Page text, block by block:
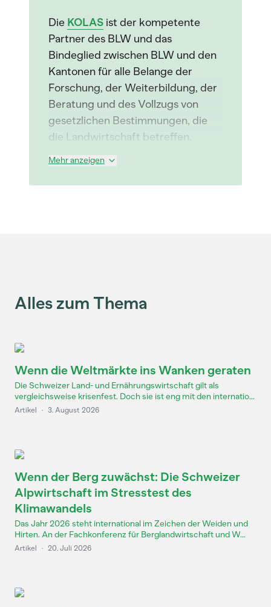
Die KOLAS ist der kompetente
Partner des BLW und das
Bindeglied zwischen BLW und den
Kantonen für alle Belange der
Forschung, der Weiterbildung, der
Beratung und des Vollzugs von
gesetzlichen Bestimmungen, die
die Landwirtschaft betreffen.
Mehr anzeigen
Alles zum Thema
Wenn die Weltmärkte ins Wanken geraten
Die Schweizer Land- und Ernährungswirtschaft gilt als
vergleichsweise krisenfest. Doch sie ist eng mit den internatio...
Artikel · 3. August 2026
Wenn der Berg zuwächst: Die Schweizer
Alpwirtschaft im Stresstest des
Klimawandels
Das Jahr 2026 steht international im Zeichen der Weiden und
Hirten. An der Fachkonferenz für Berglandwirtschaft und W...
Artikel · 20. Juli 2026